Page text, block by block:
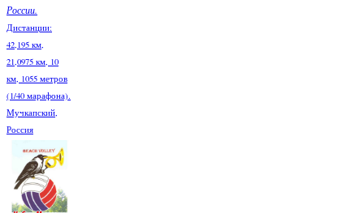
России.
Дистанции:
42,195 км,
21,0975 км, 10
км, 1055 метров
(1/40 марафона).
Мучкапский,
Россия